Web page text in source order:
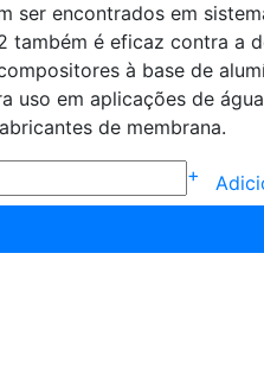
ser encontrados em
também é eficaz contra a
à base de
uso em aplicações de
de membrana.
+